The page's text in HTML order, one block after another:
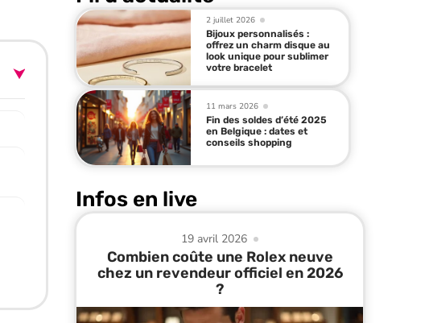
2 juillet 2026
Bijoux personnalisés :
offrez un charm disque au
look unique pour sublimer
votre bracelet
11 mars 2026
Fin des soldes d’été 2025
en Belgique : dates et
conseils shopping
Infos en live
19 avril 2026
Combien coûte une Rolex neuve
chez un revendeur officiel en 2026
?